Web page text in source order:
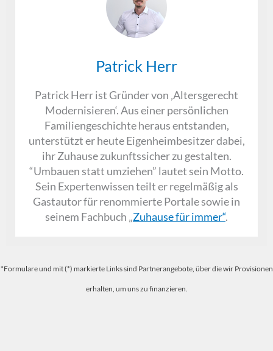
Patrick Herr
Patrick Herr ist Gründer von ‚Altersgerecht
Modernisieren‘. Aus einer persönlichen
Familiengeschichte heraus entstanden,
unterstützt er heute Eigenheimbesitzer dabei,
ihr Zuhause zukunftssicher zu gestalten.
“Umbauen statt umziehen” lautet sein Motto.
Sein Expertenwissen teilt er regelmäßig als
Gastautor für renommierte Portale sowie in
seinem Fachbuch „Zuhause für immer“.
*Formulare und mit (*) markierte Links sind Partnerangebote, über die wir Provisionen
erhalten, um uns zu finanzieren.